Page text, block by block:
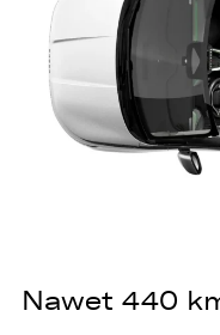
Nawet 440